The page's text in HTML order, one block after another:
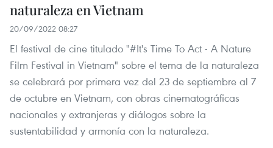
naturaleza en Vietnam
20/09/2022 08:27
El festival de cine titulado "#It's Time To Act - A Nature
Film Festival in Vietnam" sobre el tema de la naturaleza
se celebrará por primera vez del 23 de septiembre al 7
de octubre en Vietnam, con obras cinematográficas
nacionales y extranjeras y diálogos sobre la
sustentabilidad y armonía con la naturaleza.